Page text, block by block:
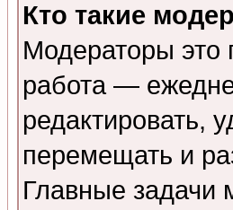
Кто такие
Модераторы это
работа —
редактировать,
перемещать и
Главные задачи